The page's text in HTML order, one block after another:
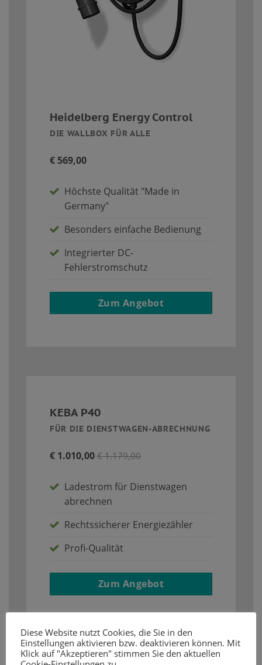
Heidelberg Energy Control
DIE WALLBOX FÜR ALLE
€ 569,00
Höchste Qualität "Made in
Germany"
Besonders einfache Bedienung
Integrierter DC-
Fehlerstromschutz
Zum Angebot
KEBA P40
FÜR DIE DIENSTWAGEN-ABRECHNUNG
€ 1.010,00 € 1.179,00
Ladestrom für Dienstwagen
abrechnen
Rechtssicherer Energiezähler
Profi-Qualität
Zum Angebot
Diese Website nutzt Cookies, die Sie in den
Einstellungen aktivieren bzw. deaktivieren können. Mit
Klick auf "Akzeptieren" stimmen Sie den aktuellen